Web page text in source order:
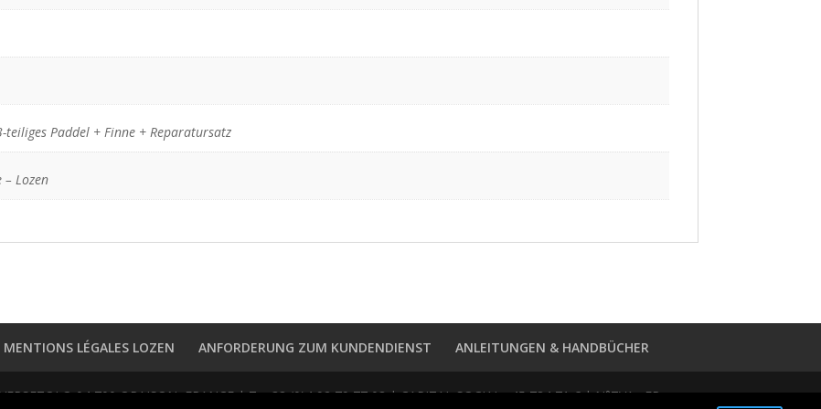
teiliges Paddel + Finne + Reparatursatz
– Lozen
MENTIONS LÉGALES LOZEN ANFORDERUNG ZUM KUNDENDIENST ANLEITUNGEN & HANDBÜCHER
04 700 ORAISON, FRANCE | T: +33 (0)4 92 79 77 03 | CAPITAL SOCIAL : 45 734,71 € | N°TVA : FR